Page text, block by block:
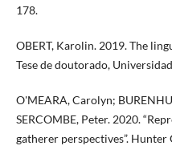
178.
OBERT, Karolin. 2019. The
Tese de doutorado,
O'MEARA, Carolyn;
SERCOMBE, Peter. 2020.
gatherer perspectives”.